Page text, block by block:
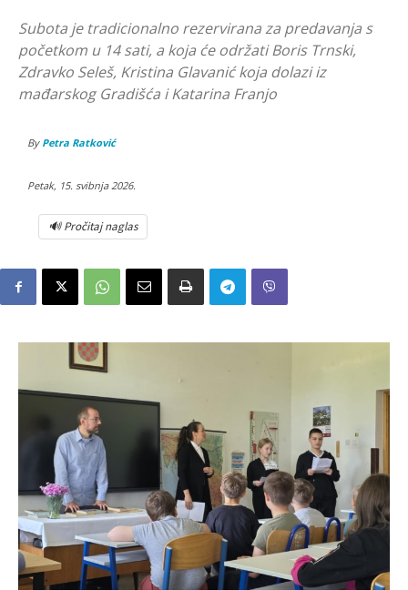
Subota je tradicionalno rezervirana za predavanja s
početkom u 14 sati, a koja će održati Boris Trnski,
Zdravko Seleš, Kristina Glavanić koja dolazi iz
mađarskog Gradišća i Katarina Franjo
By Petra Ratković
Petak, 15. svibnja 2026.
🔊 Pročitaj naglas